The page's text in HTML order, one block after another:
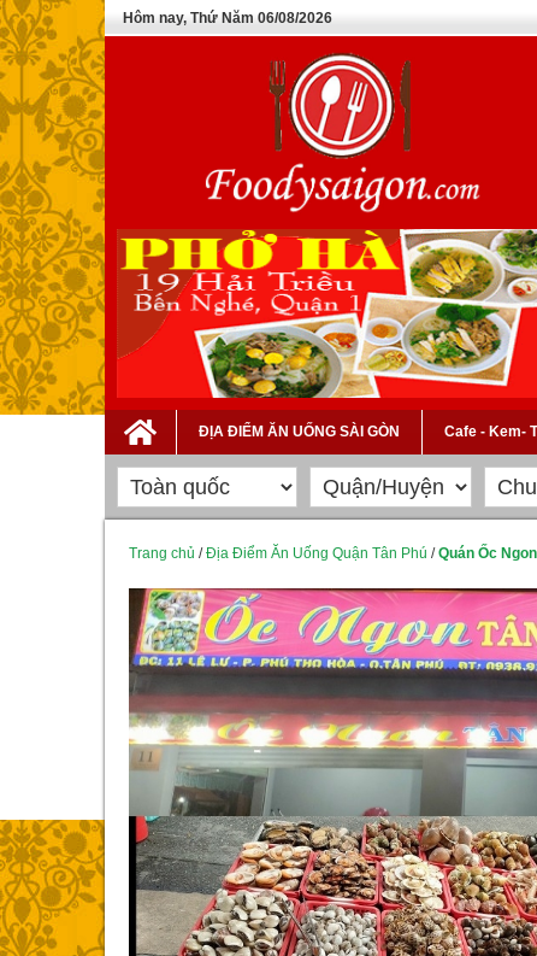
Hôm nay, Thứ Năm 06/08/2026
ĐỊA ĐIỂM ĂN UỐNG SÀI GÒN Cafe - Kem-
Trang chủ /Địa Điểm Ăn Uống Quận Tân Phú /Quán Ốc